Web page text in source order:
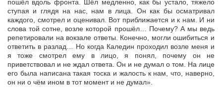
пошёл вдоль фронта. Шёл медленно, как бы устало, тяжело
ступая и глядя на нас, нам в лица. Он как бы осматривал
каждого, смотрел и оценивал. Вот приближается и к нам. И ни
слова той сотне, возле которой прошёл… Почему? А мы ведь
репетировали на вокзале ответы. Конечно, могли ошибиться и
ответить в разлад… Но когда Каледин проходил возле меня и
я тоже смотрел ему в лицо, я понял, почему он не
приветствовал и не ждал ответа. Он и не думал о том. На лице
его была написана такая тоска и жалость к нам, что, наверно,
он ни о чём ином в тот момент и не думал».